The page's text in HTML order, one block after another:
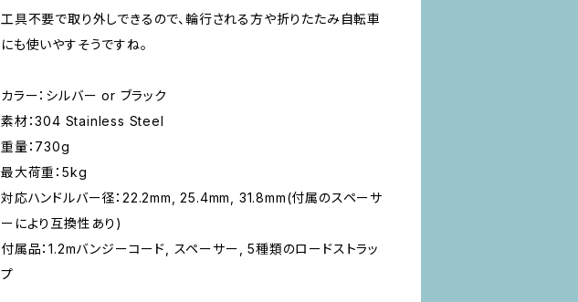
工具不要で取り外しできるので、輪行される方や折りたたみ自転車
にも使いやすそうですね。
カラー：シルバー or ブラック
素材：304 Stainless Steel
重量：730g
最大荷重：5kg
対応ハンドルバー径：22.2mm, 25.4mm, 31.8mm(付属のスペーサ
ーにより互換性あり)
付属品：1.2mバンジーコード, スペーサー, 5種類のロードストラッ
プ